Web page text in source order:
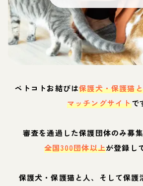
ペトコトお結びは保護犬・保護猫
マッチングサイトで
審査を通過した保護団体のみ募集
全国300団体以上が登録し
保護犬・保護猫と人、そして保護